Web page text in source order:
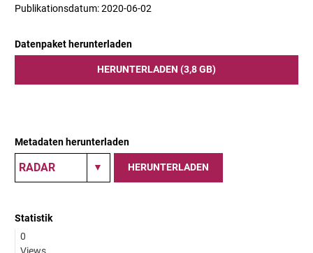
Publikationsdatum: 2020-06-02
Datenpaket herunterladen
HERUNTERLADEN (3,8 GB)
Metadaten herunterladen
HERUNTERLADEN
Statistik
0
Views